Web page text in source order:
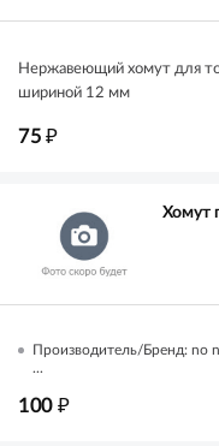
Нержавеющий хомут для
шириной 12 мм
75₽
Хомут
Производитель/Бренд: no
...
100 ₽